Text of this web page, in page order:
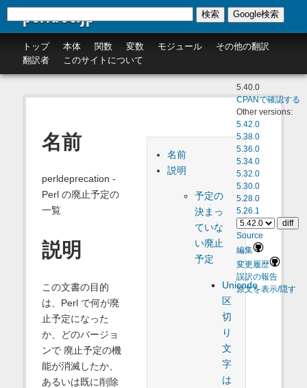
perldoc.jp
トップ 本体 関数 変数 モジュール
その他の翻訳
翻訳者
このサイトについて
検索 Google検索
5.40.0
CPANで確認する
Other versions:
5.42.0
5.38.0
5.36.0
5.34.0
5.32.0
5.30.0
5.28.0
5.26.1
Source
編集
変更履歴
誤訳の報告
原文を表示/隠す
名前
説明
予定の
決まっ
ていな
い廃止
予定
Unicode
区
切
り
文
字
は
名前
perldeprecation -
Perl の廃止予定の
一覧
説明
この文書の目的
は、Perl で何が廃
止予定になった
か、どのバージョ
ンで 廃止予定の機
能が消滅したか、
あるいは既に削除